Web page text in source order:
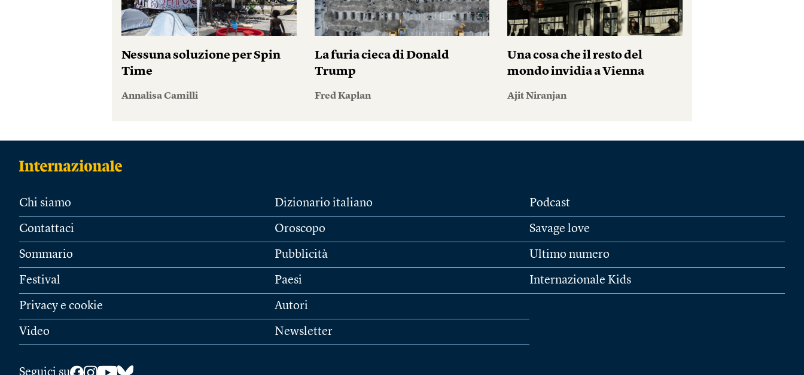
Nessuna soluzione per Spin
Time
Annalisa Camilli
La furia cieca di Donald
Trump
Fred Kaplan
Una cosa che il resto del
mondo invidia a Vienna
Ajit Niranjan
Chi siamo
Contattaci
Sommario
Festival
Privacy e cookie
Video
Dizionario italiano
Oroscopo
Pubblicità
Paesi
Autori
Newsletter
Podcast
Savage love
Ultimo numero
Internazionale Kids
Seguici su